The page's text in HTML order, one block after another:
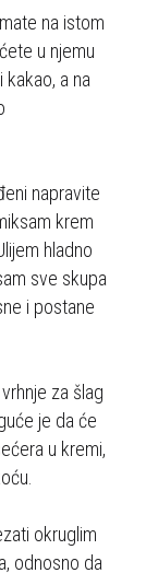
na istom
u njemu
a na
napravite
krem
hladno
sve skupa
i postane
za šlag
je da će
u kremi,
okruglim
odnosno da